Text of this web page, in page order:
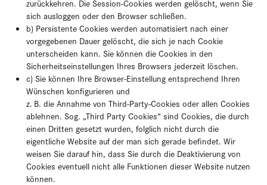
zurückkehren. Die Session-Cookies werden gelöscht, wenn Sie
sich ausloggen oder den Browser schließen.
b) Persistente Cookies werden automatisiert nach einer
vorgegebenen Dauer gelöscht, die sich je nach Cookie
unterscheiden kann. Sie können die Cookies in den
Sicherheitseinstellungen Ihres Browsers jederzeit löschen.
c) Sie können Ihre Browser-Einstellung entsprechend Ihren
Wünschen konfigurieren und
z. B. die Annahme von Third-Party-Cookies oder allen Cookies
ablehnen. Sog. „Third Party Cookies“ sind Cookies, die durch
einen Dritten gesetzt wurden, folglich nicht durch die
eigentliche Website auf der man sich gerade befindet. Wir
weisen Sie darauf hin, dass Sie durch die Deaktivierung von
Cookies eventuell nicht alle Funktionen dieser Website nutzen
können.